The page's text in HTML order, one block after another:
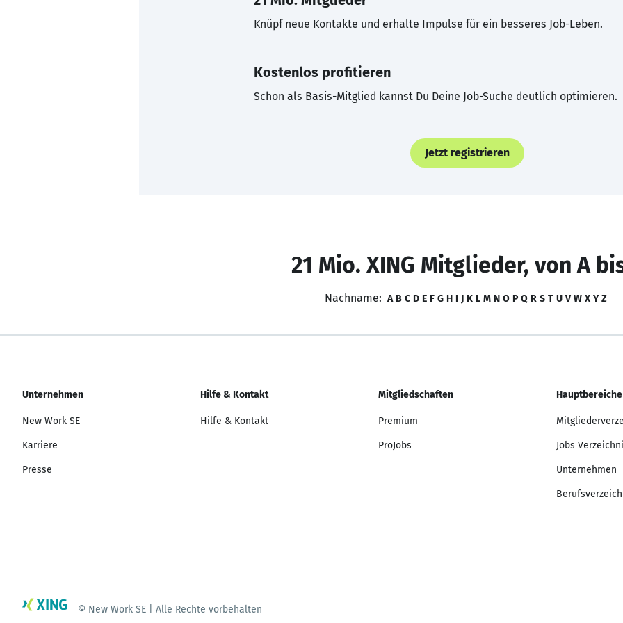
Knüpf neue Kontakte und erhalte Impulse für ein besseres Job-Leben.
Kostenlos profitieren
Schon als Basis-Mitglied kannst Du Deine Job-Suche deutlich optimieren.
Jetzt registrieren
21 Mio. XING Mitglieder, von A
Nachname: A B C D E F G H I J K L M N O P Q R S T U V W X Y Z
Unternehmen
New Work SE
Karriere
Presse
Hilfe & Kontakt
Hilfe & Kontakt
Mitgliedschaften
Premium
ProJobs
Hauptbereiche
Jobs
Unternehmen
© New Work SE | Alle Rechte vorbehalten